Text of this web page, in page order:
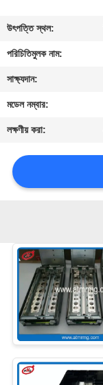
আমাদের
সাথে
যোগাযোগ
খবর
মামলা
উদ্ধৃতি
অনুরোধ
করুন
সাইট
ম্যাপ
উৎপত্তি স্থল:
পরিচিতিমুলক নাম:
সাক্ষ্যদান:
মডেল নম্বার:
লক্ষণীয় করা: